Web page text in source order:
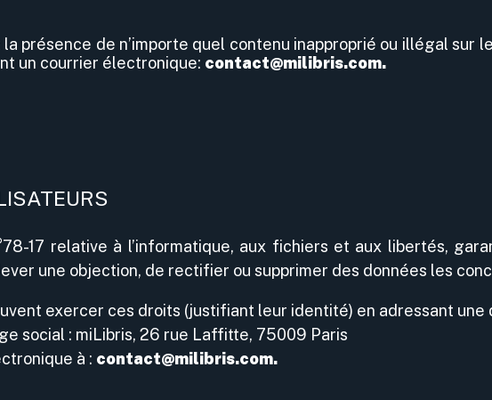
la présence de n’importe quel contenu inapproprié ou illégal sur
un courrier électronique: contact@milibris.com.
17 relative à l’informatique, aux fichiers et aux libertés,
une objection, de rectifier ou supprimer des données les
exercer ces droits (justifiant leur identité) en adressant une
social : miLibris, 26 rue Laffitte, 75009 Paris
à : contact@milibris.com.